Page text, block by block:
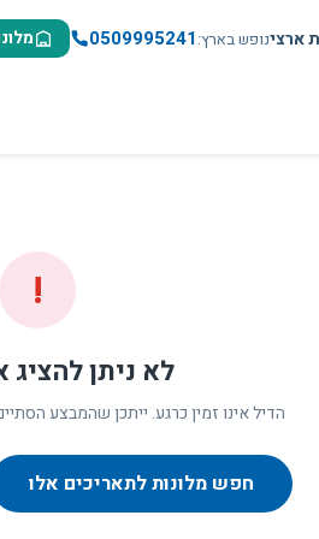
ארצינופש בארץ 0509995241
!
לא ניתן להציג
הדיל אינו זמין כרגע. ייתכן שהמבצע
חפש מלונות לתאריכים אלו